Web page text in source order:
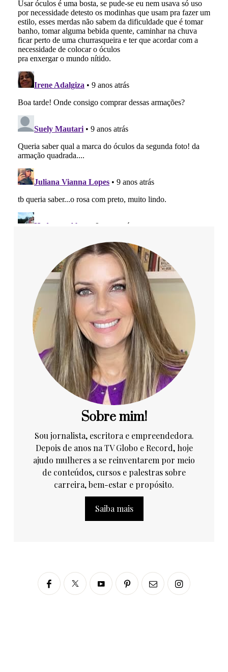
Sobre mim!
Sou jornalista, escritora e empreendedora.
Depois de anos na TV Globo e Record, hoje
ajudo mulheres a se reinventarem por meio
de conteúdos, cursos e palestras sobre
carreira, bem-estar e propósito.
Saiba mais